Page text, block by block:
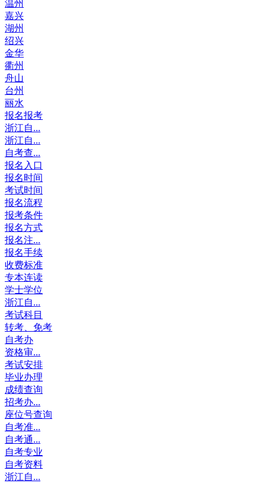
温州
嘉兴
湖州
绍兴
金华
衢州
舟山
台州
丽水
报名报考
浙江自...
浙江自...
自考查...
报名入口
报名时间
考试时间
报名流程
报考条件
报名方式
报名注...
报名手续
收费标准
专本连读
学士学位
浙江自...
考试科目
转考、免考
自考办
资格审...
考试安排
毕业办理
成绩查询
招考办...
座位号查询
自考准...
自考通...
自考专业
自考资料
浙江自...